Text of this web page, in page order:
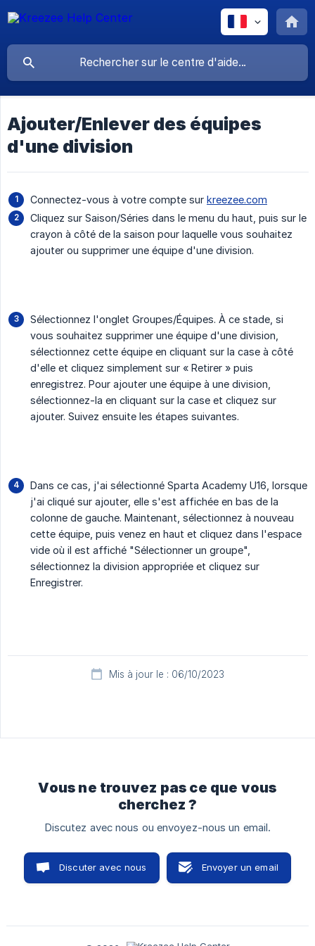
Ajouter/Enlever des équipes
d'une division
Connectez-vous à votre compte sur kreezee.com
Cliquez sur Saison/Séries dans le menu du haut, puis sur le
crayon à côté de la saison pour laquelle vous souhaitez
ajouter ou supprimer une équipe d'une division.
Sélectionnez l'onglet Groupes/Équipes. À ce stade, si
vous souhaitez supprimer une équipe d'une division,
sélectionnez cette équipe en cliquant sur la case à côté
d'elle et cliquez simplement sur « Retirer » puis
enregistrez. Pour ajouter une équipe à une division,
sélectionnez-la en cliquant sur la case et cliquez sur
ajouter. Suivez ensuite les étapes suivantes.
Dans ce cas, j'ai sélectionné Sparta Academy U16, lorsque
j'ai cliqué sur ajouter, elle s'est affichée en bas de la
colonne de gauche. Maintenant, sélectionnez à nouveau
cette équipe, puis venez en haut et cliquez dans l'espace
vide où il est affiché "Sélectionner un groupe",
sélectionnez la division appropriée et cliquez sur
Enregistrer.
Mis à jour le : 06/10/2023
Vous ne trouvez pas ce que vous
cherchez ?
Discutez avec nous ou envoyez-nous un email.
Discuter avec nous Envoyer un email